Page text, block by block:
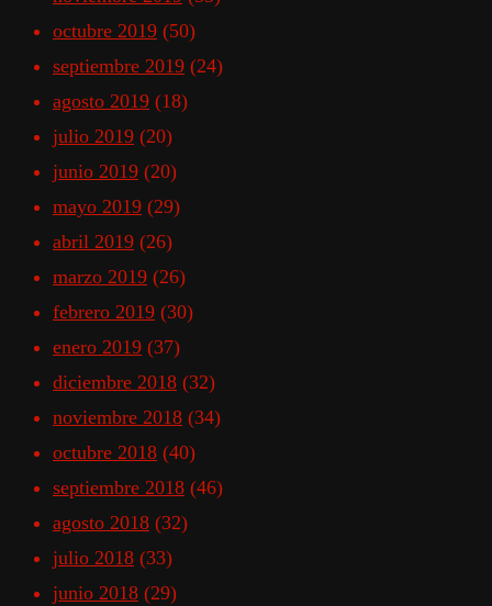
octubre 2019 (50)
septiembre 2019 (24)
agosto 2019 (18)
julio 2019 (20)
junio 2019 (20)
mayo 2019 (29)
abril 2019 (26)
marzo 2019 (26)
febrero 2019 (30)
enero 2019 (37)
diciembre 2018 (32)
noviembre 2018 (34)
octubre 2018 (40)
septiembre 2018 (46)
agosto 2018 (32)
julio 2018 (33)
junio 2018 (29)